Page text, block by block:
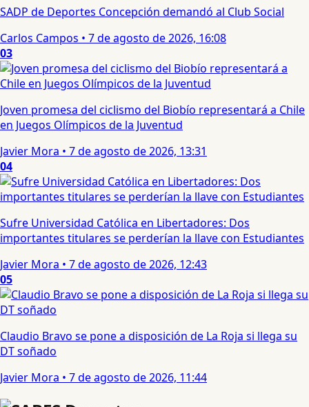
SADP de Deportes Concepción demandó al Club Social
Carlos Campos • 7 de agosto de 2026, 16:08
03
Joven promesa del ciclismo del Biobío representará a Chile
en Juegos Olímpicos de la Juventud
Javier Mora • 7 de agosto de 2026, 13:31
04
Sufre Universidad Católica en Libertadores: Dos
importantes titulares se perderían la llave con Estudiantes
Javier Mora • 7 de agosto de 2026, 12:43
05
Claudio Bravo se pone a disposición de La Roja si llega su
DT soñado
Javier Mora • 7 de agosto de 2026, 11:44